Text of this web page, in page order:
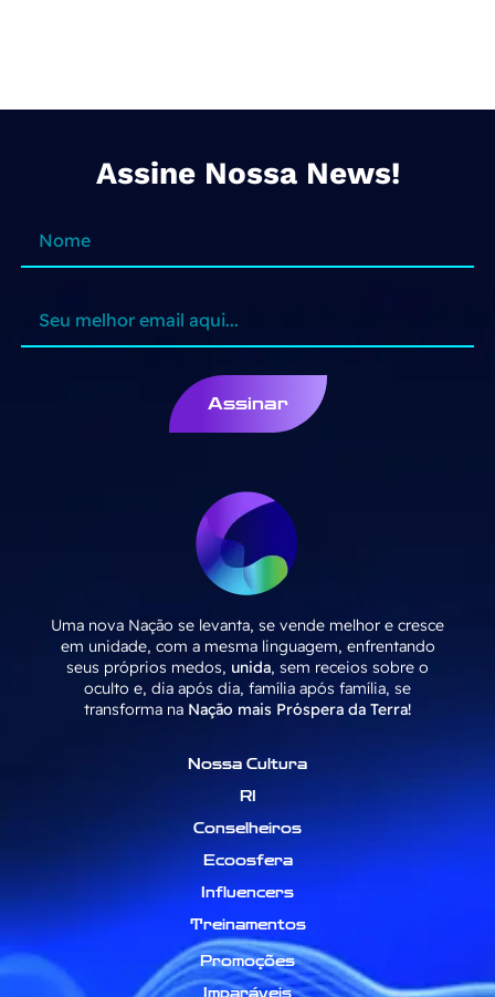
Assine Nossa News!
Assinar
Uma nova Nação se levanta, se vende melhor e cresce
em unidade, com a mesma linguagem, enfrentando
seus próprios medos, unida, sem receios sobre o
oculto e, dia após dia, família após família, se
transforma na Nação mais Próspera da Terra!
Nossa Cultura
RI
Conselheiros
Ecoosfera
Influencers
Treinamentos
Promoções
Imparáveis